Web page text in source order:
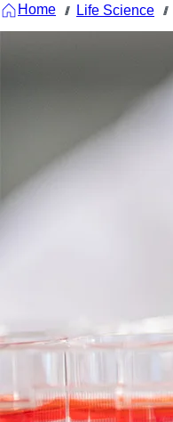
Home /// Life Science ///